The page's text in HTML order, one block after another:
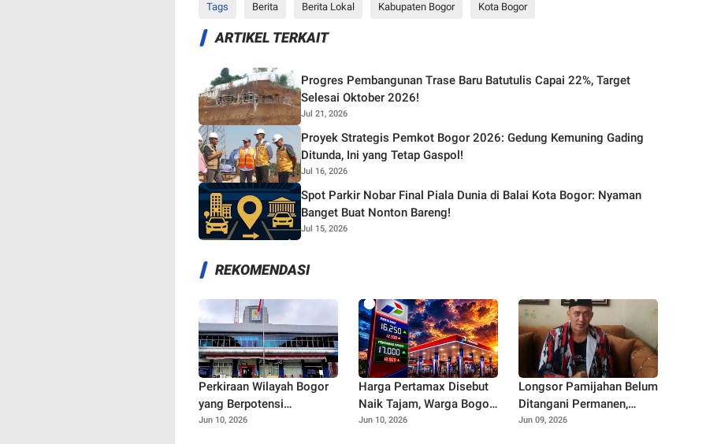
Tags Berita Berita Lokal Kabupaten Bogor Kota Bogor
ARTIKEL TERKAIT
Progres Pembangunan Trase Baru Batutulis Capai 22%, Target
Selesai Oktober 2026!
Jul 21, 2026
Proyek Strategis Pemkot Bogor 2026: Gedung Kemuning Gading
Ditunda, Ini yang Tetap Gaspol!
Jul 16, 2026
Spot Parkir Nobar Final Piala Dunia di Balai Kota Bogor: Nyaman
Banget Buat Nonton Bareng!
Jul 15, 2026
REKOMENDASI
Perkiraan Wilayah Bogor
yang Berpotensi
Terdampak Pemadaman
Jun 10, 2026
Harga Pertamax Disebut
Naik Tajam, Warga Bogor
Ramai Soroti Dampaknya
Jun 10, 2026
Longsor Pamijahan Belum
Ditangani Permanen,
Warga Khawatir Ancaman
Jun 09, 2026